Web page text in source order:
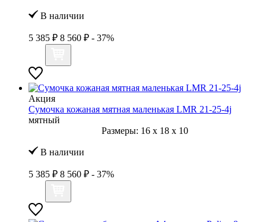
В наличии
5 385 ₽ 8 560 ₽ - 37%
Акция
Сумочка кожаная мятная маленькая LMR 21-25-4j
мятный
Размеры: 16 x 18 x 10
В наличии
5 385 ₽ 8 560 ₽ - 37%